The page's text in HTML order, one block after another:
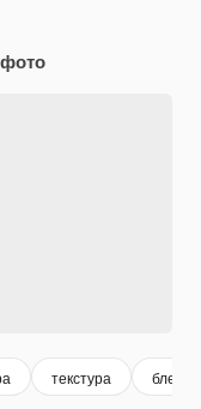
текстура